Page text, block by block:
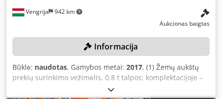
Vengrija 942 km
Aukcionas baigtas
Informacija
Būklė: naudotas, Gamybos metai: 2017, (1) Žemų aukštų
prekių surinkimo vežimėlis, 0,8 t talpos; komplektacijoje –
baterija ir įkroviklis (kaip paveikslėlyje arba panašus).